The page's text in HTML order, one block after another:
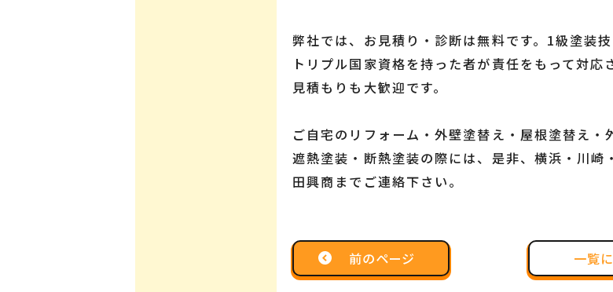
弊社では、お見積り・診断は無料です。1級塗装
トリプル国家資格を持った者が責任をもって対応
見積もりも大歓迎です。
ご自宅のリフォーム・外壁塗替え・屋根塗替え
遮熱塗装・断熱塗装の際には、是非、横浜・川崎
田興商までご連絡下さい。
前のページ 一覧